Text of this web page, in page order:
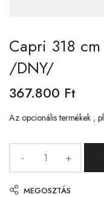
Capri 318
/DNY/
367.800 Ft
Az opcionális termékek ,
MEGOSZTÁS